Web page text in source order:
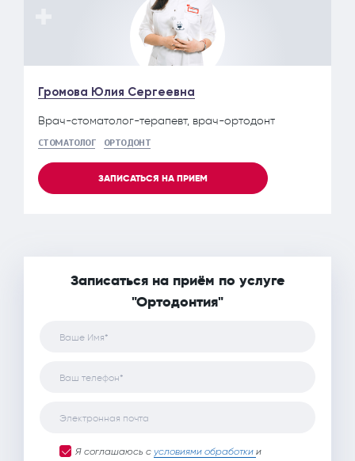
Громова Юлия Сергеевна
Врач-стоматолог-терапевт, врач-ортодонт
СТОМАТОЛОГ ОРТОДОНТ
ЗАПИСАТЬСЯ НА ПРИЕМ
Записаться на приём по услуге
"Ортодонтия"
Ваше Имя*
Ваш телефон*
Электронная почта
Я соглашаюсь с условиями обработки и